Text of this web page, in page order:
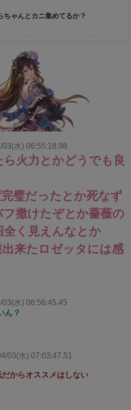
ちゃんとカニ集めてるか？
03(水) 06:55:18.98
火力とかどうでも良
璧だったとか死なず
撒けたぞとか薔薇の
く見えんなとか
来たロゼッタには感
03(水) 06:56:45.45
ん？
03(水) 07:03:47.51
からオススメはしない